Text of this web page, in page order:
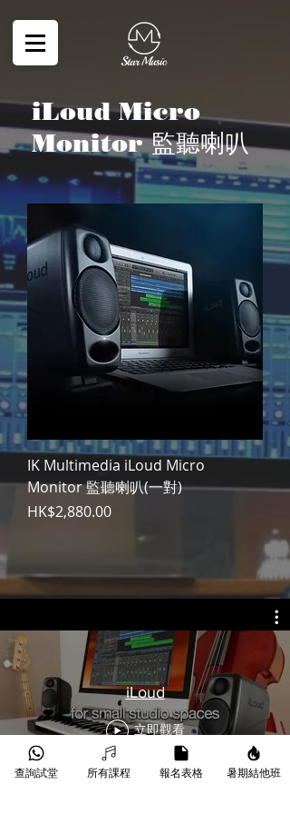
iLoud Micro
Monitor 監聽喇叭
IK Multimedia iLoud Micro
Monitor 監聽喇叭(一對)
價格
HK$2,880.00
iLoud
立即觀看
查詢試堂 所有課程 報名表格 暑期結他班